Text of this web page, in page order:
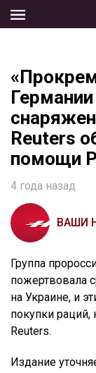
the
Reuters
помощи
4 года назад
ВАШИ
Группа
пожертвовала
на Украине, и
покупки
Reuters.
Издание